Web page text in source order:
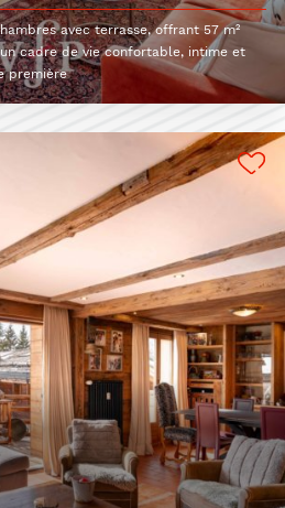
avec terrasse, offrant 57 m²
cadre de vie confortable, intime et
première